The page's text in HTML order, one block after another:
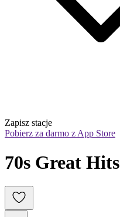
Zapisz stacje
Pobierz za darmo z App Store
70s Great Hits